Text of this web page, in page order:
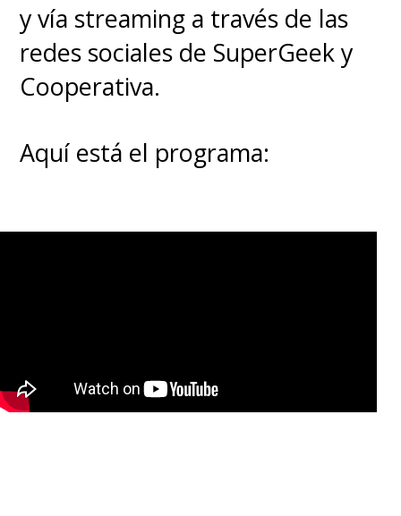
y vía streaming a través de las
redes sociales de SuperGeek y
Cooperativa.
Aquí está el programa: